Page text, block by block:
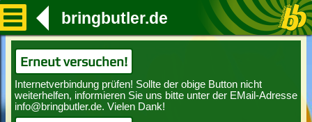
bringbutler.de
Erneut versuchen!